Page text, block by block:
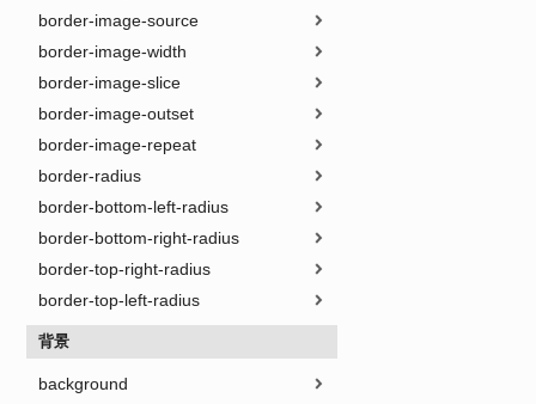
border-image-source
border-image-width
border-image-slice
border-image-outset
border-image-repeat
border-radius
border-bottom-left-radius
border-bottom-right-radius
border-top-right-radius
border-top-left-radius
背景
background